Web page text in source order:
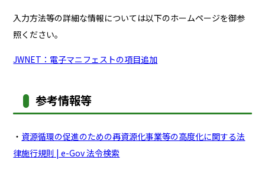
入力方法等の詳細な情報については以下のホームページを御参
照ください。
JWNET：電子マニフェストの項目追加
参考情報等
・ 資源循環の促進のための再資源化事業等の高度化に関する法
律施行規則 | e-Gov 法令検索